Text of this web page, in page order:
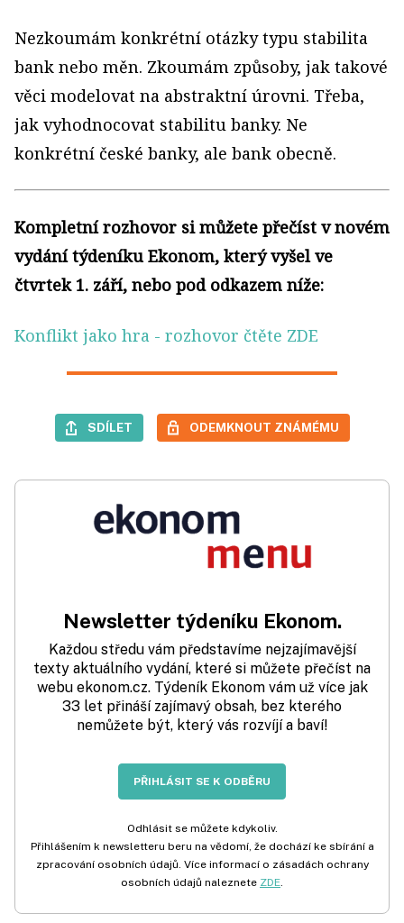
Nezkoumám konkrétní otázky typu stabilita
bank nebo měn. Zkoumám způsoby, jak takové
věci modelovat na abstraktní úrovni. Třeba,
jak vyhodnocovat stabilitu banky. Ne
konkrétní české banky, ale bank obecně.
Kompletní rozhovor si můžete přečíst v novém
vydání týdeníku Ekonom, který vyšel ve
čtvrtek 1. září, nebo pod odkazem níže:
Konflikt jako hra - rozhovor čtěte ZDE
SDÍLET ODEMKNOUT ZNÁMÉMU
Newsletter týdeníku Ekonom.
Každou středu vám představíme nejzajímavější
texty aktuálního vydání, které si můžete přečíst na
webu ekonom.cz. Týdeník Ekonom vám už více jak
33 let přináší zajímavý obsah, bez kterého
nemůžete být, který vás rozvíjí a baví!
PŘIHLÁSIT SE K ODBĚRU
Odhlásit se můžete kdykoliv.
Přihlášením k newsletteru beru na vědomí, že dochází ke sbírání a
zpracování osobních údajů. Více informací o zásadách ochrany
osobních údajů naleznete ZDE.